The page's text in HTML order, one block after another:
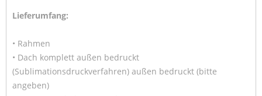
Lieferumfang:
• Rahmen
• Dach komplett außen bedruckt
(Sublimationsdruckverfahren) außen bedruckt (bitte
angeben)